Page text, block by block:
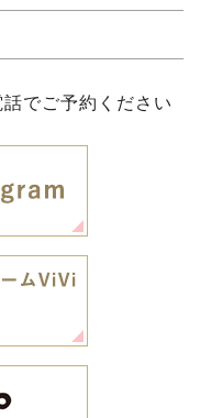
でご予約ください